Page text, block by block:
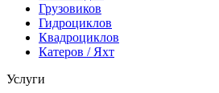
Грузовиков
Гидроциклов
Квадроциклов
Катеров / Яхт
Услуги